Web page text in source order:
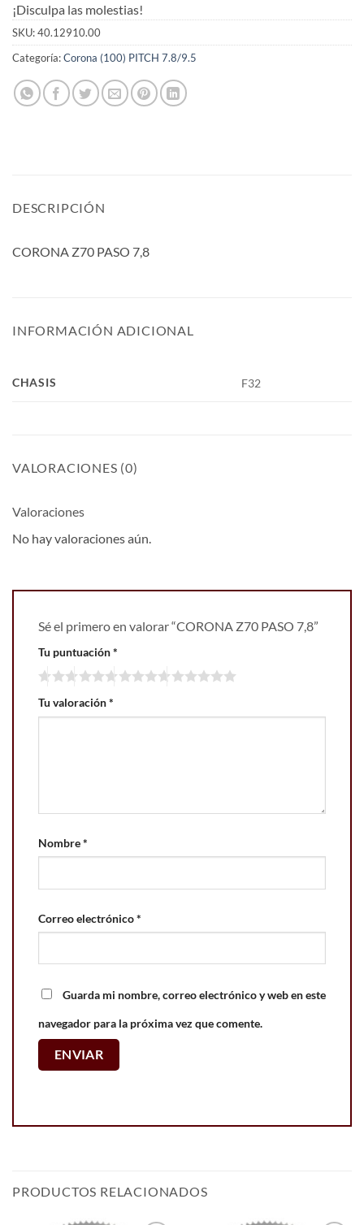
¡Disculpa las molestias!
SKU:40.12910.00
Categoría:Corona (100) PITCH 7.8/9.5
DESCRIPCIÓN
CORONA Z70 PASO 7,8
INFORMACIÓN ADICIONAL
CHASIS F32
VALORACIONES (0)
Valoraciones
No hay valoraciones aún.
Sé el primero en valorar “CORONA Z70 PASO 7,8”
Tu puntuación*
Tu valoración*
Nombre*
Correo electrónico*
Guarda mi nombre, correo electrónico y web en este
navegador para la próxima vez que comente.
PRODUCTOS RELACIONADOS